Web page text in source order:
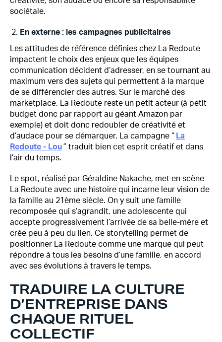
sociétale.
En externe : les campagnes publicitaires
Les attitudes de référence définies chez La Redoute
impactent le choix des enjeux que les équipes
communication décident d’adresser, en se tournant au
maximum vers des sujets qui permettent à la marque
de se différencier des autres. Sur le marché des
marketplace, La Redoute reste un petit acteur (à petit
budget donc par rapport au géant Amazon par
exemple) et doit donc redoubler de créativité et
d’audace pour se démarquer. La campagne “ La
Redoute - Lou” traduit bien cet esprit créatif et dans
l’air du temps.
Le spot, réalisé par Géraldine Nakache, met en scène
La Redoute avec une histoire qui incarne leur vision de
la famille au 21ème siècle. On y suit une famille
recomposée qui s’agrandit, une adolescente qui
accepte progressivement l’arrivée de sa belle-mère et
crée peu à peu du lien. Ce storytelling permet de
positionner La Redoute comme une marque qui peut
répondre à tous les besoins d’une famille, en accord
avec ses évolutions à travers le temps.
TRADUIRE LA CULTURE
D’ENTREPRISE DANS
CHAQUE RITUEL
COLLECTIF